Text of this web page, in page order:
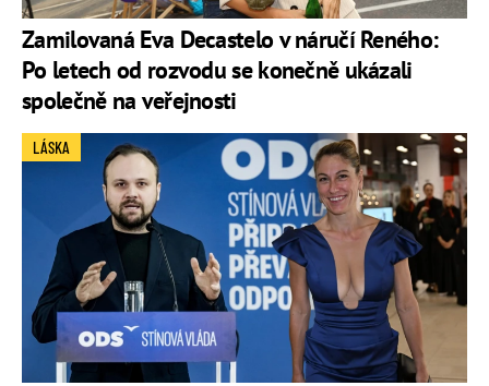
Zamilovaná Eva Decastelo v náručí Reného:
Po letech od rozvodu se konečně ukázali
společně na veřejnosti
LÁSKA